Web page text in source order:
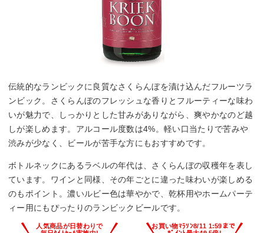
伝統的なランビックに良質なさくらんぼを漬け込んだフルーツラ
ンビック。さくらんぼのフレッシュな香りとフルーティーな味わ
いが魅力で、しっかりとした甘みがありながら、爽やかなのど越
しが楽しめます。アルコール度数は4%。軽い口当たりで苦みや
渋みが少なく、ビールが苦手な方にもおすすめです。
ボトルネックにあるラベルの年代は、さくらんぼの収穫年を表し
ています。ワインと同様、その年ごとに違った味わいが楽しめる
のもポイント。濃いルビー色は華やかで、乾杯用やホームパーテ
ィー用にもぴったりのランビックビールです。